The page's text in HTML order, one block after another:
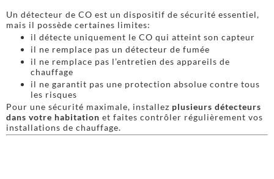
Un détecteur de CO est un dispositif de sécurité essentiel,
mais il possède certaines limites:
il détecte uniquement le CO qui atteint son capteur
il ne remplace pas un détecteur de fumée
il ne remplace pas l’entretien des appareils de
chauffage
il ne garantit pas une protection absolue contre tous
les risques
Pour une sécurité maximale, installez plusieurs détecteurs
dans votre habitation et faites contrôler régulièrement vos
installations de chauffage.